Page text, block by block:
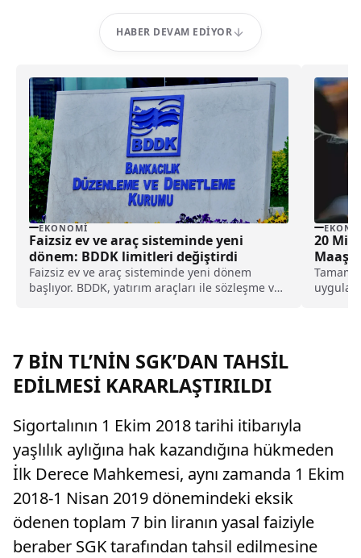
HABER DEVAM EDIYOR
EKONOMI
Faizsiz ev ve araç sisteminde yeni
dönem: BDDK limitleri değiştirdi
Faizsiz ev ve araç sisteminde yeni dönem
başlıyor. BDDK, yatırım araçları ile sözleşme ve
20
7 BİN TL’NİN SGK’DAN TAHSİL
EDİLMESİ KARARLAŞTIRILDI
Sigortalının 1 Ekim 2018 tarihi itibarıyla
yaşlılık aylığına hak kazandığına hükmeden
İlk Derece Mahkemesi, aynı zamanda 1 Ekim
2018-1 Nisan 2019 dönemindeki eksik
ödenen toplam 7 bin liranın yasal faiziyle
beraber SGK tarafından tahsil edilmesine